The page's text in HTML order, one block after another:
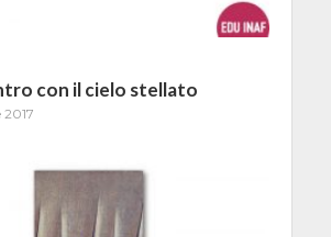
con il cielo stellato
2017